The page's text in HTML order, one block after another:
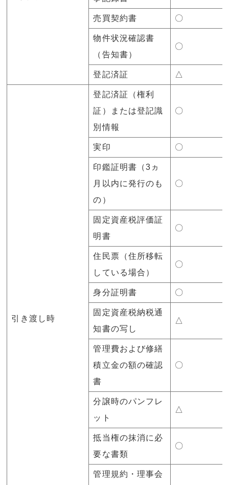
売買契約書 〇
物件状況確認書
（告知書）
〇
登記済証 △
引き渡し時
登記済証（権利
証）または登記識
別情報
〇
実印 〇
印鑑証明書（3ヵ
月以内に発行のも
の）
〇
固定資産税評価証
明書
〇
住民票（住所移転
している場合）
〇
身分証明書 〇
固定資産税納税通
知書の写し
△
管理費および修繕
積立金の額の確認
書
〇
分譲時のパンフレ
ット
△
抵当権の抹消に必
要な書類
〇
管理規約・理事会